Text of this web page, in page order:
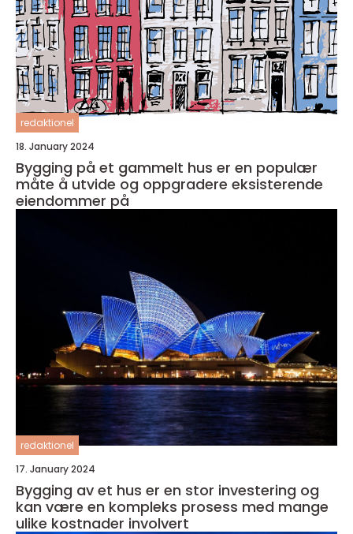
redaktionel
18. January 2024
Bygging på et gammelt hus er en populær
måte å utvide og oppgradere eksisterende
eiendommer på
redaktionel
17. January 2024
Bygging av et hus er en stor investering og
kan være en kompleks prosess med mange
ulike kostnader involvert